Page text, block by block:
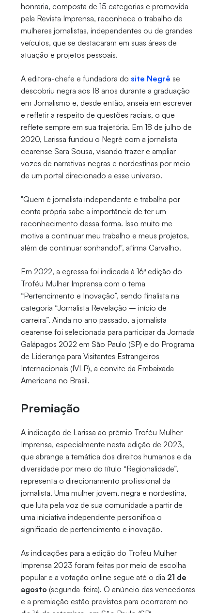
honraria, composta de 15 categorias e promovida
pela Revista Imprensa, reconhece o trabalho de
mulheres jornalistas, independentes ou de grandes
veículos, que se destacaram em suas áreas de
atuação e projetos pessoais.
A editora-chefe e fundadora do site Negrê se
descobriu negra aos 18 anos durante a graduação
em Jornalismo e, desde então, anseia em escrever
e refletir a respeito de questões raciais, o que
reflete sempre em sua trajetória. Em 18 de julho de
2020, Larissa fundou o Negrê com a jornalista
cearense Sara Sousa, visando trazer e ampliar
vozes de narrativas negras e nordestinas por meio
de um portal direcionado a esse universo.
"Quem é jornalista independente e trabalha por
conta própria sabe a importância de ter um
reconhecimento dessa forma. Isso muito me
motiva a continuar meu trabalho e meus projetos,
além de continuar sonhando!", afirma Carvalho.
Em 2022, a egressa foi indicada à 16ª edição do
Troféu Mulher Imprensa com o tema
“Pertencimento e Inovação”, sendo finalista na
categoria “Jornalista Revelação – início de
carreira”. Ainda no ano passado, a jornalista
cearense foi selecionada para participar da Jornada
Galápagos 2022 em São Paulo (SP) e do Programa
de Liderança para Visitantes Estrangeiros
Internacionais (IVLP), a convite da Embaixada
Americana no Brasil.
Premiação
A indicação de Larissa ao prêmio Troféu Mulher
Imprensa, especialmente nesta edição de 2023,
que abrange a temática dos direitos humanos e da
diversidade por meio do título “Regionalidade”,
representa o direcionamento profissional da
jornalista. Uma mulher jovem, negra e nordestina,
que luta pela voz de sua comunidade a partir de
uma iniciativa independente personifica o
significado de pertencimento e inovação.
As indicações para a edição do Troféu Mulher
Imprensa 2023 foram feitas por meio de escolha
popular e a votação online segue até o dia 21 de
agosto (segunda-feira). O anúncio das vencedoras
e a premiação estão previstos para ocorrerem no